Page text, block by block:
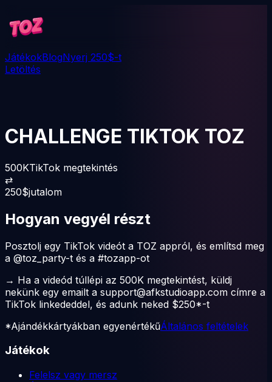
JátékokBlogNyerj 250$-t
Letöltés
CHALLENGE TIKTOK TOZ
500KTikTok megtekintés
⇄
250$jutalom
Hogyan vegyél részt
Posztolj egy TikTok videót a TOZ appról, és említsd meg
a @toz_party-t és a #tozapp-ot
→ Ha a videód túllépi az 500K megtekintést, küldj
nekünk egy emailt a support@afkstudioapp.com címre a
TikTok linkededdel, és adunk neked $250*-t
*Ajándékkártyákban egyenértékűÁltalános feltételek
Játékok
Felelsz vagy mersz